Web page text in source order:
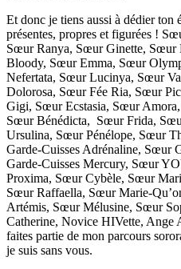
Et donc je tiens aussi à dédier ton
présentes, propres et figurées !
Sœur Ranya, Sœur Ginette,
Bloody, Sœur Emma, Sœur
Nefertata, Sœur Lucinya, Sœur
Dolorosa, Sœur Fée Ria, Sœur
Gigi, Sœur Ecstasia, Sœur
Sœur Bénédicta, Sœur Frida,
Ursulina, Sœur Pénélope, Sœur
Garde-Cuisses Adrénaline, Sœur
Garde-Cuisses Mercury, Sœur
Proxima, Sœur Cybèle, Sœur
Sœur Raffaella, Sœur Marie-
Artémis, Sœur Mélusine, Sœur
Catherine, Novice HIVette, Ange
faites partie de mon parcours
je suis sans vous.